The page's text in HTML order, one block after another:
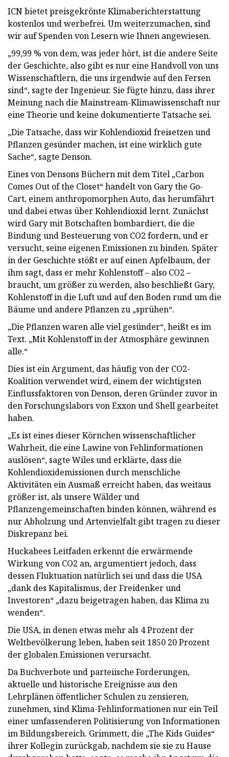
ICN bietet preisgekrönte Klimaberichterstattung
kostenlos und werbefrei. Um weiterzumachen, sind
wir auf Spenden von Lesern wie Ihnen angewiesen.
„99,99 % von dem, was jeder hört, ist die andere Seite
der Geschichte, also gibt es nur eine Handvoll von uns
Wissenschaftlern, die uns irgendwie auf den Fersen
sind“, sagte der Ingenieur. Sie fügte hinzu, dass ihrer
Meinung nach die Mainstream-Klimawissenschaft nur
eine Theorie und keine dokumentierte Tatsache sei.
„Die Tatsache, dass wir Kohlendioxid freisetzen und
Pflanzen gesünder machen, ist eine wirklich gute
Sache“, sagte Denson.
Eines von Densons Büchern mit dem Titel „Carbon
Comes Out of the Closet“ handelt von Gary the Go-
Cart, einem anthropomorphen Auto, das herumfährt
und dabei etwas über Kohlendioxid lernt. Zunächst
wird Gary mit Botschaften bombardiert, die die
Bindung und Besteuerung von CO2 fordern, und er
versucht, seine eigenen Emissionen zu binden. Später
in der Geschichte stößt er auf einen Apfelbaum, der
ihm sagt, dass er mehr Kohlenstoff – also CO2 –
braucht, um größer zu werden, also beschließt Gary,
Kohlenstoff in die Luft und auf den Boden rund um die
Bäume und andere Pflanzen zu „sprühen“.
„Die Pflanzen waren alle viel gesünder“, heißt es im
Text. „Mit Kohlenstoff in der Atmosphäre gewinnen
alle.“
Dies ist ein Argument, das häufig von der CO2-
Koalition verwendet wird, einem der wichtigsten
Einflussfaktoren von Denson, deren Gründer zuvor in
den Forschungslabors von Exxon und Shell gearbeitet
haben.
„Es ist eines dieser Körnchen wissenschaftlicher
Wahrheit, die eine Lawine von Fehlinformationen
auslösen“, sagte Wiles und erklärte, dass die
Kohlendioxidemissionen durch menschliche
Aktivitäten ein Ausmaß erreicht haben, das weitaus
größer ist, als unsere Wälder und
Pflanzengemeinschaften binden können, während es
nur Abholzung und Artenvielfalt gibt tragen zu dieser
Diskrepanz bei.
Huckabees Leitfaden erkennt die erwärmende
Wirkung von CO2 an, argumentiert jedoch, dass
dessen Fluktuation natürlich sei und dass die USA
„dank des Kapitalismus, der Freidenker und
Investoren“ „dazu beigetragen haben, das Klima zu
wenden“.
Die USA, in denen etwas mehr als 4 Prozent der
Weltbevölkerung leben, haben seit 1850 20 Prozent
der globalen Emissionen verursacht.
Da Buchverbote und parteiische Forderungen,
aktuelle und historische Ereignisse aus den
Lehrplänen öffentlicher Schulen zu zensieren,
zunehmen, sind Klima-Fehlinformationen nur ein Teil
einer umfassenderen Politisierung von Informationen
im Bildungsbereich. Grimmett, die „The Kids Guides“
ihrer Kollegin zurückgab, nachdem sie sie zu Hause